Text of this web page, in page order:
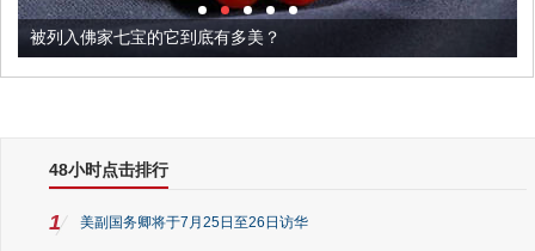
被列入佛家七宝的它到底有多美？
48小时点击排行
1 美副国务卿将于7月25日至26日访华